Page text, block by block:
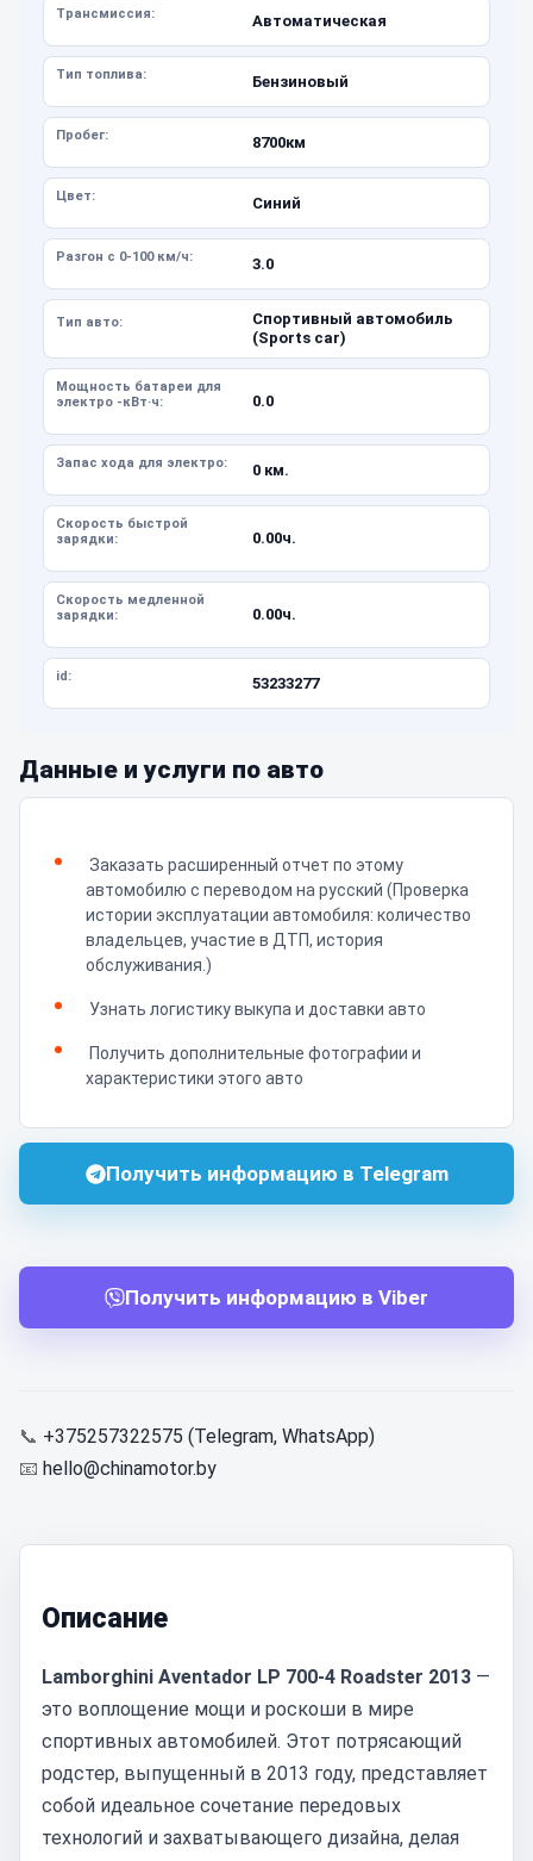
Трансмиссия: Автоматическая
Тип топлива: Бензиновый
Пробег: 8700км
Цвет: Синий
Разгон с 0-100 км/ч: 3.0
Тип авто:
Спортивный автомобиль
(Sports car)
Мощность батареи для
электро -кВт·ч:
0.0
Запас хода для электро: 0 км.
Скорость быстрой
зарядки:
0.00ч.
Скорость медленной
зарядки:
0.00ч.
id: 53233277
Данные и услуги по авто
Заказать расширенный отчет по этому
автомобилю с переводом на русский (Проверка
истории эксплуатации автомобиля: количество
владельцев, участие в ДТП, история
обслуживания.)
Узнать логистику выкупа и доставки авто
Получить дополнительные фотографии и
характеристики этого авто
Получить информацию в Telegram
Получить информацию в Viber
📞 +375257322575 (Telegram, WhatsApp)
📧 hello@chinamotor.by
Описание
Lamborghini Aventador LP 700-4 Roadster 2013 —
это воплощение мощи и роскоши в мире
спортивных автомобилей. Этот потрясающий
родстер, выпущенный в 2013 году, представляет
собой идеальное сочетание передовых
технологий и захватывающего дизайна, делая